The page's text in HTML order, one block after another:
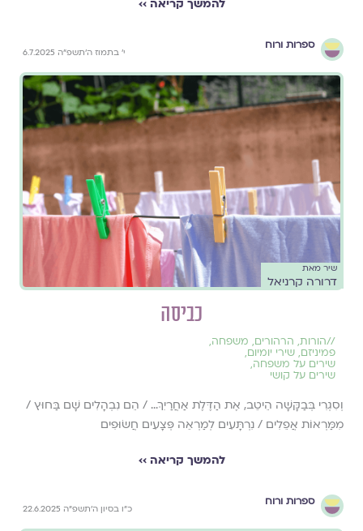
להמשך קריאה ››
ספרות ורוח
י׳ בתמוז ה׳תשפ״ה 6.7.2025
שיר מאת
דרורה קרניאל
כביסה
//הורות, הרהורים, משפחה,
פמיניזם, שירי יומיום,
שירים על משפחה,
שירים על קושי
וְסִגְרִי בְּבַקָּשָׁה הֵיטֵב, אֶת הַדֶּלֶת אַחֲרַיִךְ… / הֵם נִבְהָלִים שָׁם בַּחוּץ /
מִמַּרְאוֹת אֲפֵלִים / נִרְתָּעִים לְמַרְאֵה פְּצָעִים חֲשׂוּפִים
להמשך קריאה ››
ספרות ורוח
כ״ו בסיון ה׳תשפ״ה 22.6.2025